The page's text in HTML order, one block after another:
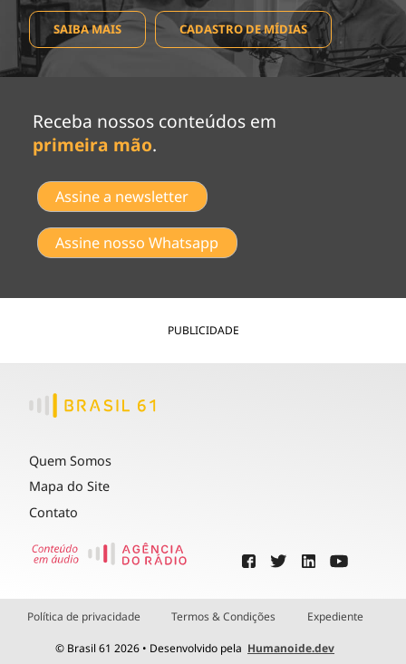
SAIBA MAIS CADASTRO DE MÍDIAS
Receba nossos conteúdos em
primeira mão.
Assine a newsletter
Assine nosso Whatsapp
PUBLICIDADE
Quem Somos
Mapa do Site
Contato
Política de privacidade Termos & Condições Expediente
© Brasil 61 2026 • Desenvolvido pela Humanoide.dev